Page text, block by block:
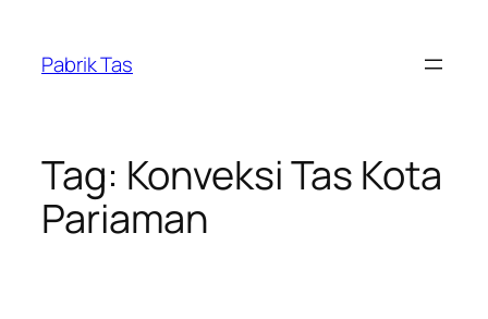
konten
Pabrik Tas
Tag: Konveksi Tas Kota
Pariaman